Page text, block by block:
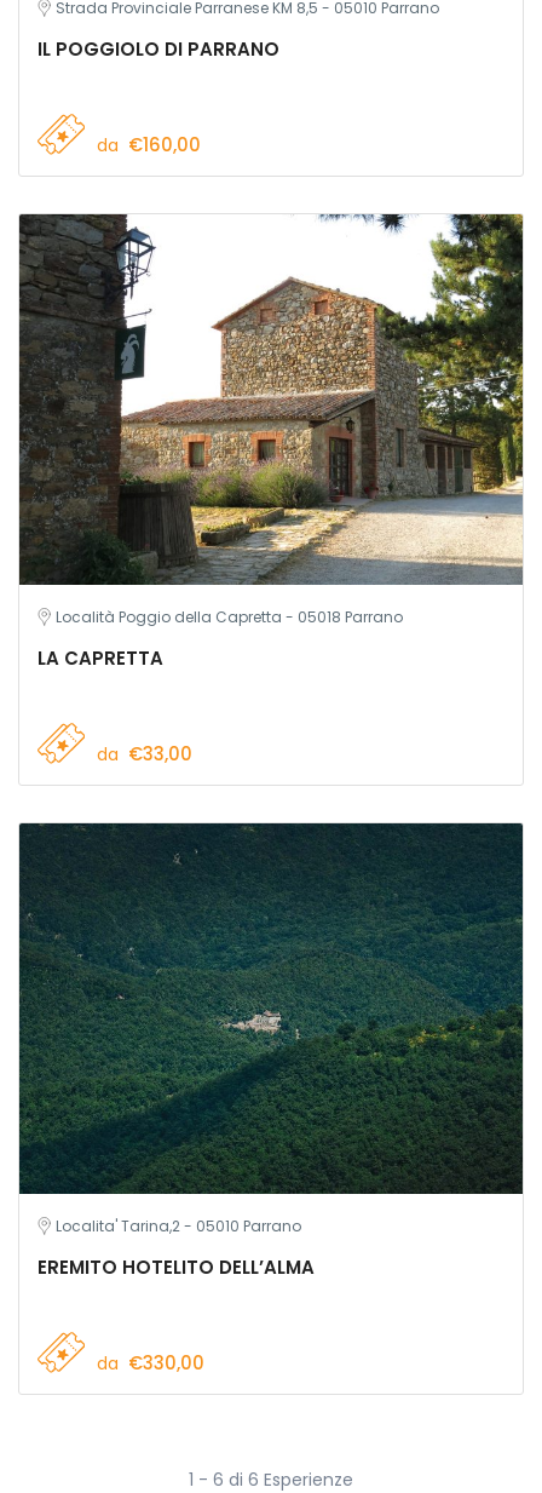
Strada Provinciale Parranese KM 8,5 - 05010 Parrano
IL POGGIOLO DI PARRANO
da €160,00
Località Poggio della Capretta - 05018 Parrano
LA CAPRETTA
da €33,00
Localita' Tarina,2 - 05010 Parrano
EREMITO HOTELITO DELL’ALMA
da €330,00
1 - 6 di 6 Esperienze